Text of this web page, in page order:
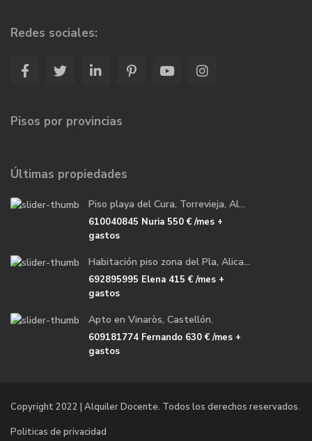
Redes sociales:
Pisos por provincias
Últimas propiedades
Piso playa del Cura, Torrevieja, Al...
610040845 Nuria 550 €/mes +
gastos
Habitación piso zona del Pla, Alica...
692895995 Elena 415 €/mes +
gastos
Apto en Vinaròs, Castellón.
609181774 Fernando 630 €/mes +
gastos
Copyright 2022 | Alquiler Docente. Todos los derechos reservados.
Politicas de privacidad